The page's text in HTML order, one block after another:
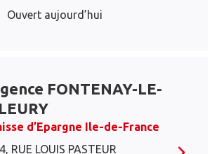
Ouvert aujourd’hui
FONTENAY-LE-
d’Epargne Ile-de-France
RUE LOUIS PASTEUR